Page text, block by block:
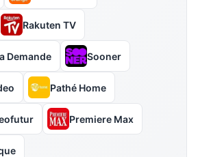
Rakuten TV
Demande Sooner
Pathé Home
Premiere Max